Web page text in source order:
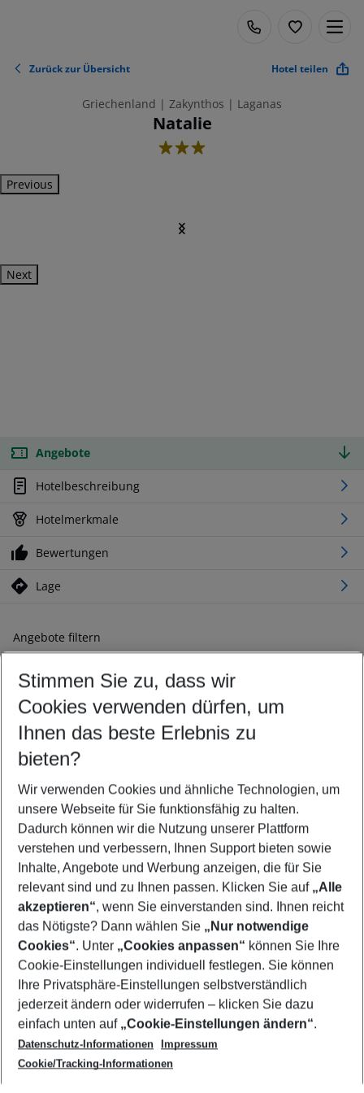
Zurück zur Übersicht Hotel teilen
Griechenland | Zakynthos | Laganas
Natalie
3
Previous
Next
Angebote
Hotelbeschreibung
Hotelmerkmale
Bewertungen
Lage
Angebote filtern
Ändern Sie Ihre Kriterien nach Ihren Wünschen
Abflughafen wählen
Beliebiger Abflughafen
Reisezeitraum wählen
10.08.26– 08.08.27 5-8 Nächte
2 Erwachsene Keine Kinder
Mehr Filter anzeigen
Footer
Footer navigation
Über uns
AGB
Cookie-Einstellungen ändern
Cookie-Richtlinie
Datenschutz
Service & Hilfe
Barrierefreies Reisen
Check-in
Folgen Sie uns
Stimmen Sie zu, dass wir
Cookies verwenden dürfen, um
Ihnen das beste Erlebnis zu
bieten?
Wir verwenden Cookies und ähnliche Technologien, um
unsere Webseite für Sie funktionsfähig zu halten.
Dadurch können wir die Nutzung unserer Plattform
verstehen und verbessern, Ihnen Support bieten sowie
Inhalte, Angebote und Werbung anzeigen, die für Sie
relevant sind und zu Ihnen passen. Klicken Sie auf „Alle
akzeptieren“, wenn Sie einverstanden sind. Ihnen reicht
das Nötigste? Dann wählen Sie „Nur notwendige
Cookies“. Unter „Cookies anpassen“ können Sie Ihre
Cookie-Einstellungen individuell festlegen. Sie können
Ihre Privatsphäre-Einstellungen selbstverständlich
jederzeit ändern oder widerrufen – klicken Sie dazu
einfach unten auf „Cookie-Einstellungen ändern“.
Datenschutz-Informationen
Impressum
Cookie/Tracking-Informationen